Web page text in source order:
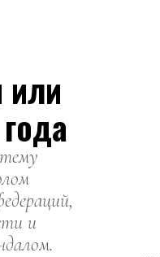
или
и